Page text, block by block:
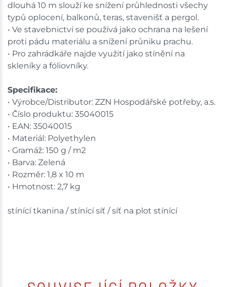
Skladové množství na prodejnách je pouze orientační.
Ceny na prodejnách se mohou lišit od cen na e-
shopu.
dlouhá 10 m slouží ke snížení průhlednosti všechy
typů oplocení, balkonů, teras, stavenišť a pergol.
• Ve stavebnictví se používá jako ochrana na lešení
proti pádu materiálu a snížení průniku prachu.
• Pro zahrádkáře najde využití jako stínění na
skleníky a fóliovníky.
Specifikace:
• Výrobce/Distributor: ZZN Hospodářské potřeby, a.s.
• Číslo produktu: 35040015
• EAN: 35040015
• Materiál: Polyethylen
• Gramáž: 150 g / m2
• Barva: Zelená
• Rozměr: 1,8 x 10 m
• Hmotnost: 2,7 kg
stínící tkanina / stínící síť / síť na plot stínící